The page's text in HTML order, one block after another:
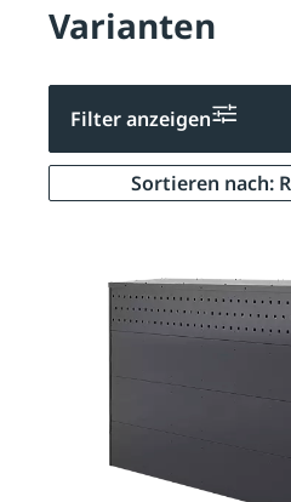
Varianten
Filter anzeigen